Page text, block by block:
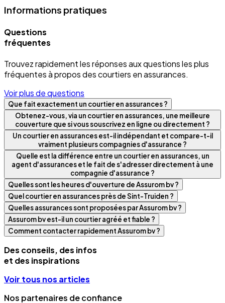
Informations pratiques
Questions
fréquentes
Trouvez rapidement les réponses aux questions les plus
fréquentes à propos des courtiers en assurances.
Voir plus de questions
Que fait exactement un courtier en assurances ?
Obtenez-vous, via un courtier en assurances, une meilleure
couverture que si vous souscrivez en ligne ou directement ?
Un courtier en assurances est-il indépendant et compare-t-il
vraiment plusieurs compagnies d'assurance ?
Quelle est la différence entre un courtier en assurances, un
agent d'assurances et le fait de s'adresser directement à une
compagnie d'assurance ?
Quelles sont les heures d'ouverture de Assurom bv ?
Quel courtier en assurances près de Sint-Truiden ?
Quelles assurances sont proposées par Assurom bv ?
Assurom bv est-il un courtier agréé et fiable ?
Comment contacter rapidement Assurom bv ?
Des conseils, des infos
et des inspirations
Voir tous nos articles
Nos partenaires de confiance